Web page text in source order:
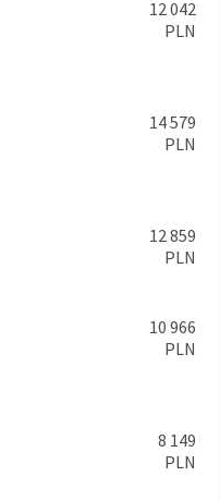
12 042
PLN
14 579
PLN
12 859
PLN
10 966
PLN
8 149
PLN